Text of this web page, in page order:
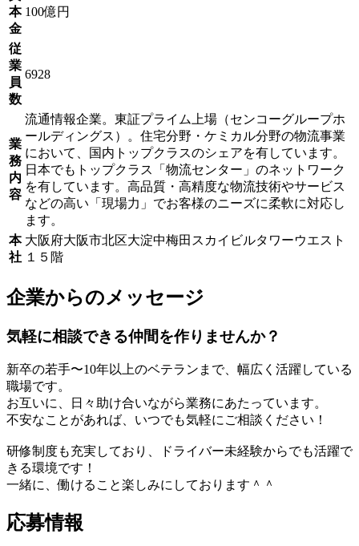
本
金
100億円
従
業
員
数
6928
業
務
内
容
流通情報企業。東証プライム上場（センコーグループホ
ールディングス）。住宅分野・ケミカル分野の物流事業
において、国内トップクラスのシェアを有しています。
日本でもトップクラス「物流センター」のネットワーク
を有しています。高品質・高精度な物流技術やサービス
などの高い「現場力」でお客様のニーズに柔軟に対応し
ます。
本
社
大阪府大阪市北区大淀中梅田スカイビルタワーウエスト
１５階
企業からのメッセージ
気軽に相談できる仲間を作りませんか？
新卒の若手〜10年以上のベテランまで、幅広く活躍している
職場です。
お互いに、日々助け合いながら業務にあたっています。
不安なことがあれば、いつでも気軽にご相談ください！
研修制度も充実しており、ドライバー未経験からでも活躍で
きる環境です！
一緒に、働けること楽しみにしております＾＾
応募情報